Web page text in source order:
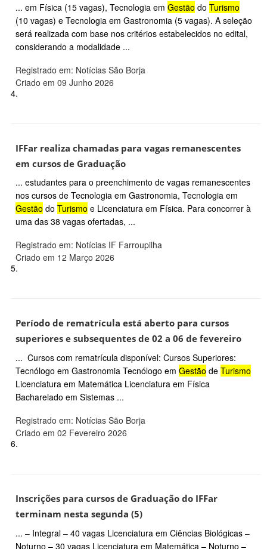
... em Física (15 vagas), Tecnologia em Gestão do Turismo
(10 vagas) e Tecnologia em Gastronomia (5 vagas). A seleção
será realizada com base nos critérios estabelecidos no edital,
considerando a modalidade ...
Registrado em: Notícias São Borja
Criado em 09 Junho 2026
4.
IFFar realiza chamadas para vagas remanescentes
em cursos de Graduação
... estudantes para o preenchimento de vagas remanescentes
nos cursos de Tecnologia em Gastronomia, Tecnologia em
Gestão do Turismo e Licenciatura em Física. Para concorrer à
uma das 38 vagas ofertadas, ...
Registrado em: Notícias IF Farroupilha
Criado em 12 Março 2026
5.
Período de rematrícula está aberto para cursos
superiores e subsequentes de 02 a 06 de fevereiro
... Cursos com rematrícula disponível: Cursos Superiores:
Tecnólogo em Gastronomia Tecnólogo em Gestão de Turismo
Licenciatura em Matemática Licenciatura em Física
Bacharelado em Sistemas ...
Registrado em: Notícias São Borja
Criado em 02 Fevereiro 2026
6.
Inscrições para cursos de Graduação do IFFar
terminam nesta segunda (5)
... – Integral – 40 vagas Licenciatura em Ciências Biológicas –
Noturno – 30 vagas Licenciatura em Matemática – Noturno –